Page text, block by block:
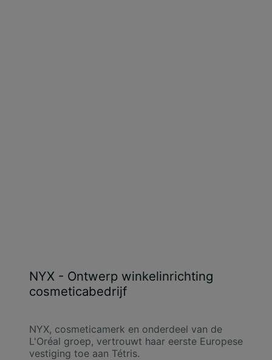
NYX - Ontwerp winkelinrichting
cosmeticabedrijf
NYX, cosmeticamerk en onderdeel van de
L'Oréal groep, vertrouwt haar eerste Europese
vestiging toe aan Tétris.